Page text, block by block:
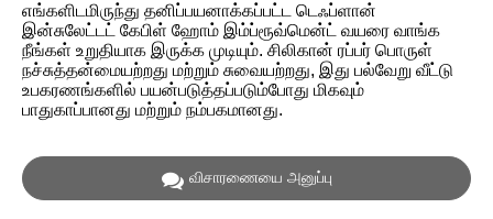
எங்களிடமிருந்து தனிப்பயனாக்கப்பட்ட டெஃப்ளான்
இன்சுலேட்டட் கேபிள் ஹோம் இம்ப்ரூவ்மென்ட் வயரை வாங்க
நீங்கள் உறுதியாக இருக்க முடியும். சிலிகான் ரப்பர் பொருள்
நச்சுத்தன்மையற்றது மற்றும் சுவையற்றது, இது பல்வேறு வீட்டு
உபகரணங்களில் பயன்படுத்தப்படும்போது மிகவும்
பாதுகாப்பானது மற்றும் நம்பகமானது.
விசாரணையை அனுப்பு